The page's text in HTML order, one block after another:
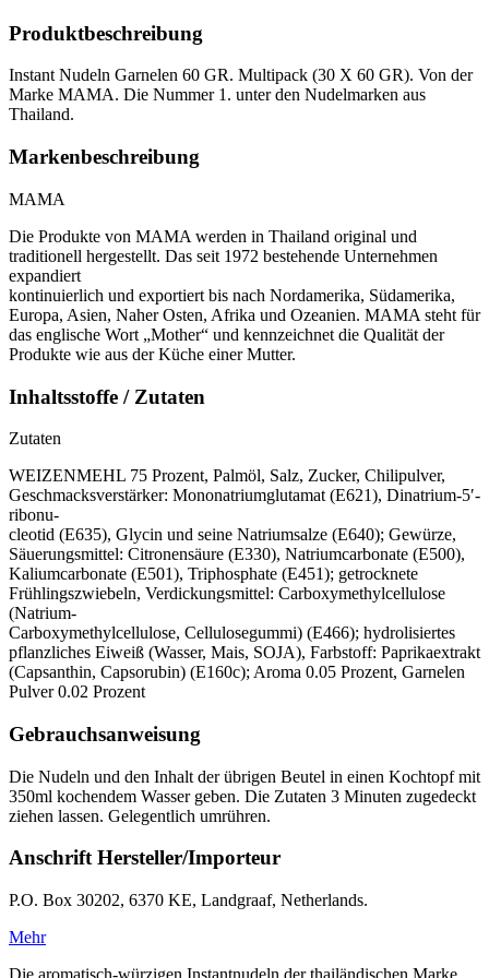
Produktbeschreibung
Instant Nudeln Garnelen 60 GR. Multipack (30 X 60 GR). Von der
Marke MAMA. Die Nummer 1. unter den Nudelmarken aus
Thailand.
Markenbeschreibung
MAMA
Die Produkte von MAMA werden in Thailand original und
traditionell hergestellt. Das seit 1972 bestehende Unternehmen
expandiert
kontinuierlich und exportiert bis nach Nordamerika, Südamerika,
Europa, Asien, Naher Osten, Afrika und Ozeanien. MAMA steht für
das englische Wort „Mother“ und kennzeichnet die Qualität der
Produkte wie aus der Küche einer Mutter.
Inhaltsstoffe / Zutaten
Zutaten
WEIZENMEHL 75 Prozent, Palmöl, Salz, Zucker, Chilipulver,
Geschmacksverstärker: Mononatriumglutamat (E621), Dinatrium-5′-
ribonu-
cleotid (E635), Glycin und seine Natriumsalze (E640); Gewürze,
Säuerungsmittel: Citronensäure (E330), Natriumcarbonate (E500),
Kaliumcarbonate (E501), Triphosphate (E451); getrocknete
Frühlingszwiebeln, Verdickungsmittel: Carboxymethylcellulose
(Natrium-
Carboxymethylcellulose, Cellulosegummi) (E466); hydrolisiertes
pflanzliches Eiweiß (Wasser, Mais, SOJA), Farbstoff: Paprikaextrakt
(Capsanthin, Capsorubin) (E160c); Aroma 0.05 Prozent, Garnelen
Pulver 0.02 Prozent
Gebrauchsanweisung
Die Nudeln und den Inhalt der übrigen Beutel in einen Kochtopf mit
350ml kochendem Wasser geben. Die Zutaten 3 Minuten zugedeckt
ziehen lassen. Gelegentlich umrühren.
Anschrift Hersteller/Importeur
P.O. Box 30202, 6370 KE, Landgraaf, Netherlands.
Mehr